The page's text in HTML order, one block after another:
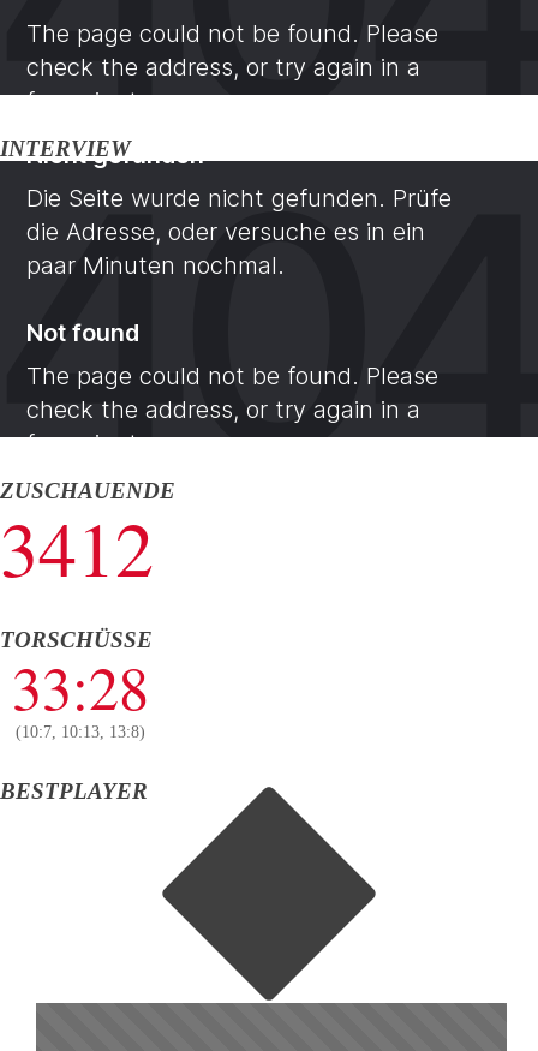
INTERVIEW
ZUSCHAUENDE
3412
TORSCHÜSSE
33:28
(10:7, 10:13, 13:8)
BESTPLAYER